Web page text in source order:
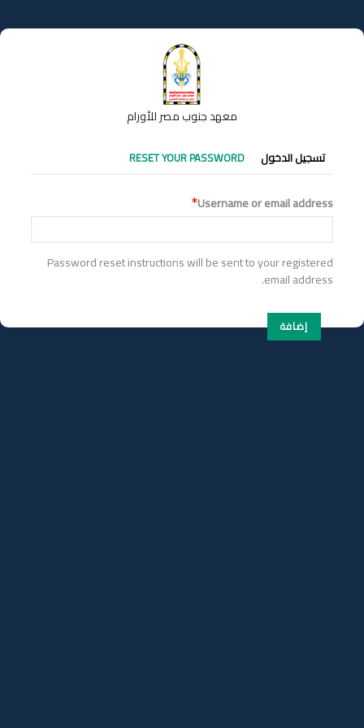
إلى
المحتوى
معهد جنوب مصر للأورام
التبويبات
الأساسية
تسجيل الدخول RESET YOUR PASSWORD
Username or email address
Password reset instructions will be sent to your registered
email address.